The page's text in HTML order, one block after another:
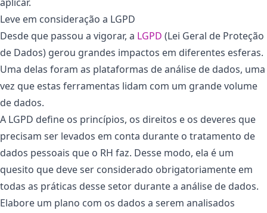
Leve em consideração a LGPD
Desde que passou a vigorar, a LGPD (Lei Geral de Proteção
de Dados) gerou grandes impactos em diferentes esferas.
Uma delas foram as plataformas de análise de dados, uma
vez que estas ferramentas lidam com um grande volume
de dados.
A LGPD define os princípios, os direitos e os deveres que
precisam ser levados em conta durante o tratamento de
dados pessoais que o RH faz. Desse modo, ela é um
quesito que deve ser considerado obrigatoriamente em
todas as práticas desse setor durante a análise de dados.
Elabore um plano com os dados a serem analisados